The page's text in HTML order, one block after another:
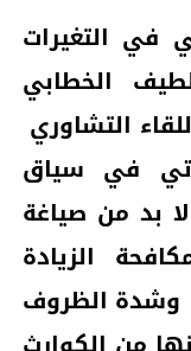
في التغيرات
الخطابي
التشاوري
في سياق
بد من صياغة
الزيادة
وشدة الظروف